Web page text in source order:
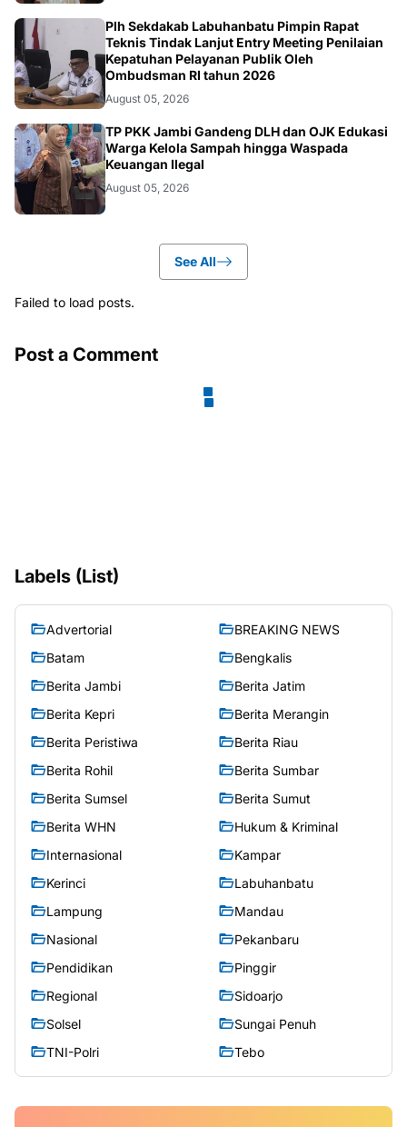
BERITA
Plh Sekdakab Labuhanbatu Pimpin Rapat
Teknis Tindak Lanjut Entry Meeting Penilaian
Kepatuhan Pelayanan Publik Oleh
Ombudsman RI tahun 2026
August 05, 2026
BERITA
TP PKK Jambi Gandeng DLH dan OJK Edukasi
Warga Kelola Sampah hingga Waspada
Keuangan Ilegal
August 05, 2026
See All
Failed to load posts.
Post a Comment
Labels (List)
Advertorial
BREAKING NEWS
Batam
Bengkalis
Berita Jambi
Berita Jatim
Berita Kepri
Berita Merangin
Berita Peristiwa
Berita Riau
Berita Rohil
Berita Sumbar
Berita Sumsel
Berita Sumut
Berita WHN
Hukum & Kriminal
Internasional
Kampar
Kerinci
Labuhanbatu
Lampung
Mandau
Nasional
Pekanbaru
Pendidikan
Pinggir
Regional
Sidoarjo
Solsel
Sungai Penuh
TNI-Polri
Tebo